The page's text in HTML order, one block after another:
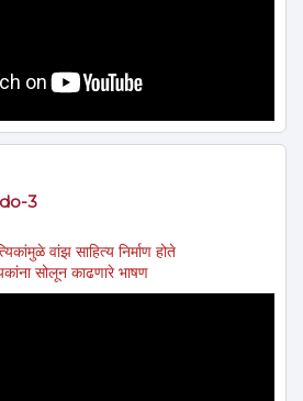
3
वांझ साहित्य निर्माण होते
सोलून काढणारे भाषण